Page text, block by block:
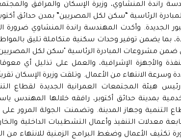
راندة المنشاوي، وزيرة الإسكان والمرافق
الرئاسية “سكن لكل المصريين” بمدن حدائق
الجديدة. وأكدت المهندسة راندة المنشاوي ضرورة
بما يضمن توفير وحدات سكنية متكاملة تليق
مشروعات المبادرة الرئاسية "سكن لكل
والأجهزة الإشرافية، والعمل على تذليل أي
وسرعة الانتهاء من الأعمال. وتلقت وزيرة الإسكان
رئيس هيئة المجتمعات العمرانية الجديدة لقطاع
بمدينة حدائق أكتوبر، رافقه خلالها المهندس
معدلات التنفيذ وأعمال التشطيبات الداخلية
تكثيف الأعمال وضغط البرامج الزمنية للانتهاء